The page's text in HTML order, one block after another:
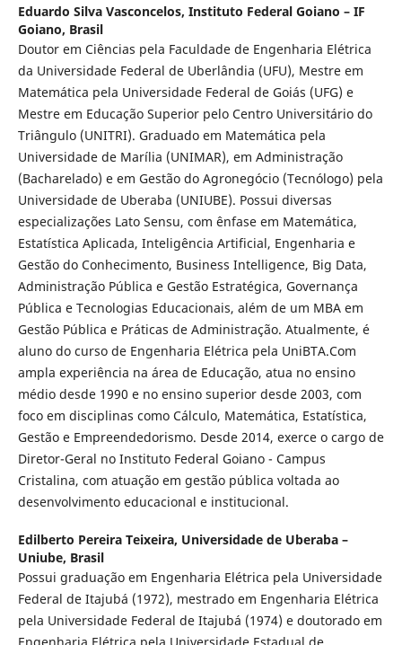
Eduardo Silva Vasconcelos, Instituto Federal Goiano – IF
Goiano, Brasil
Doutor em Ciências pela Faculdade de Engenharia Elétrica
da Universidade Federal de Uberlândia (UFU), Mestre em
Matemática pela Universidade Federal de Goiás (UFG) e
Mestre em Educação Superior pelo Centro Universitário do
Triângulo (UNITRI). Graduado em Matemática pela
Universidade de Marília (UNIMAR), em Administração
(Bacharelado) e em Gestão do Agronegócio (Tecnólogo) pela
Universidade de Uberaba (UNIUBE). Possui diversas
especializações Lato Sensu, com ênfase em Matemática,
Estatística Aplicada, Inteligência Artificial, Engenharia e
Gestão do Conhecimento, Business Intelligence, Big Data,
Administração Pública e Gestão Estratégica, Governança
Pública e Tecnologias Educacionais, além de um MBA em
Gestão Pública e Práticas de Administração. Atualmente, é
aluno do curso de Engenharia Elétrica pela UniBTA.Com
ampla experiência na área de Educação, atua no ensino
médio desde 1990 e no ensino superior desde 2003, com
foco em disciplinas como Cálculo, Matemática, Estatística,
Gestão e Empreendedorismo. Desde 2014, exerce o cargo de
Diretor-Geral no Instituto Federal Goiano - Campus
Cristalina, com atuação em gestão pública voltada ao
desenvolvimento educacional e institucional.
Edilberto Pereira Teixeira, Universidade de Uberaba –
Uniube, Brasil
Possui graduação em Engenharia Elétrica pela Universidade
Federal de Itajubá (1972), mestrado em Engenharia Elétrica
pela Universidade Federal de Itajubá (1974) e doutorado em